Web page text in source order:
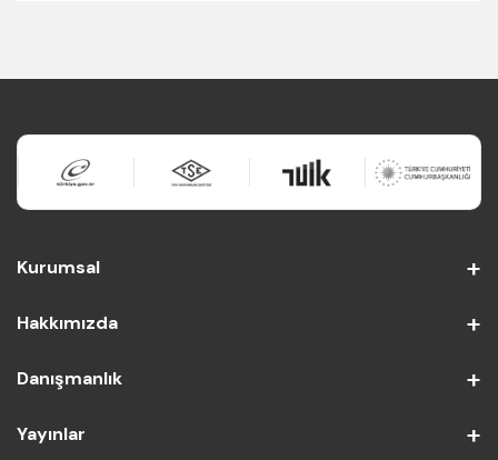
Kurumsal
Hakkımızda
Danışmanlık
Yayınlar